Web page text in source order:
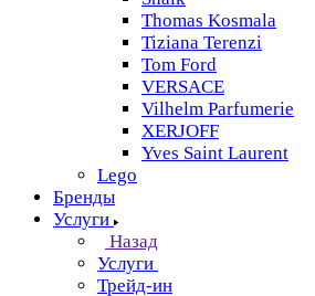
Thomas Kosmala
Tiziana Terenzi
Tom Ford
VERSACE
Vilhelm Parfumerie
XERJOFF
Yves Saint Laurent
Lego
Бренды
Услуги
Назад
Услуги
Трейд-ин